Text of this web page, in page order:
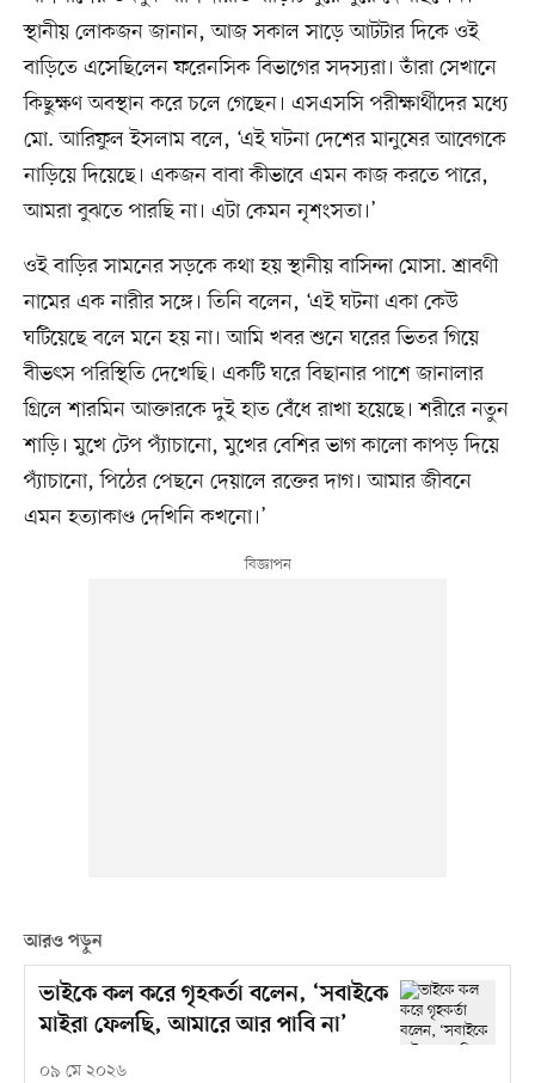
স্থানীয় লোকজন জানান, আজ সকাল সাড়ে আটটার দিকে ওই
বাড়িতে এসেছিলেন ফরেনসিক বিভাগের সদস্যরা। তাঁরা সেখানে
কিছুক্ষণ অবস্থান করে চলে গেছেন। এসএসসি পরীক্ষার্থীদের মধ্যে
মো. আরিফুল ইসলাম বলে, ‘এই ঘটনা দেশের মানুষের আবেগকে
নাড়িয়ে দিয়েছে। একজন বাবা কীভাবে এমন কাজ করতে পারে,
আমরা বুঝতে পারছি না। এটা কেমন নৃশংসতা।’
ওই বাড়ির সামনের সড়কে কথা হয় স্থানীয় বাসিন্দা মোসা. শ্রাবণী
নামের এক নারীর সঙ্গে। তিনি বলেন, ‘এই ঘটনা একা কেউ
ঘটিয়েছে বলে মনে হয় না। আমি খবর শুনে ঘরের ভিতর গিয়ে
বীভৎস পরিস্থিতি দেখেছি। একটি ঘরে বিছানার পাশে জানালার
গ্রিলে শারমিন আক্তারকে দুই হাত বেঁধে রাখা হয়েছে। শরীরে নতুন
শাড়ি। মুখে টেপ প্যাঁচানো, মুখের বেশির ভাগ কালো কাপড় দিয়ে
প্যাঁচানো, পিঠের পেছনে দেয়ালে রক্তের দাগ। আমার জীবনে
এমন হত্যাকাণ্ড দেখিনি কখনো।’
আরও পড়ুন
ভাইকে কল করে গৃহকর্তা বলেন, ‘সবাইকে
মাইরা ফেলছি, আমারে আর পাবি না’
০৯ মে ২০২৬